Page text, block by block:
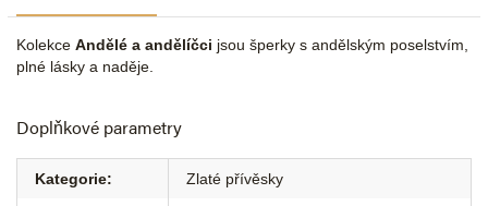
Kolekce Andělé a andělíčci jsou šperky s andělským poselstvím,
plné lásky a naděje.
Doplňkové parametry
Kategorie: Zlaté přívěsky